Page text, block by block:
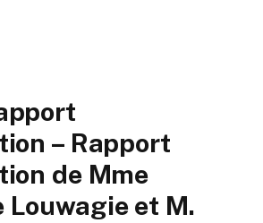
– Rapport
de Mme
Louwagie et M.